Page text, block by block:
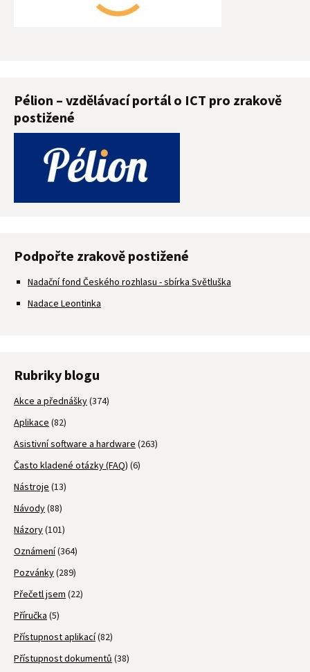
Pélion – vzdělávací portál o ICT pro zrakově
postižené
Podpořte zrakově postižené
Nadační fond Českého rozhlasu - sbírka Světluška
Nadace Leontinka
Rubriky blogu
Akce a přednášky(374)
Aplikace (82)
Asistivní software a hardware (263)
Často kladené otázky (FAQ) (6)
Nástroje (13)
Návody(88)
Názory(101)
Oznámení(364)
Pozvánky(289)
Přečetl jsem (22)
Příručka (5)
Přístupnost aplikací(82)
Přístupnost dokumentů (38)